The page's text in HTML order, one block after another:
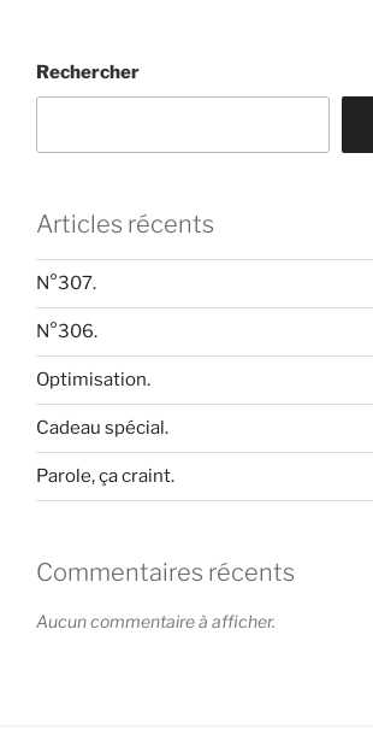
Rechercher
Articles récents
N°307.
N°306.
Optimisation.
Cadeau spécial.
Parole, ça craint.
Commentaires récents
Aucun commentaire à afficher.